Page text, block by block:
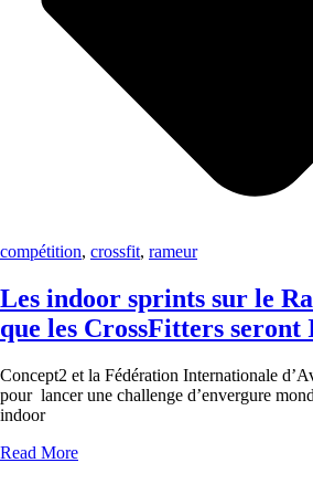
compétition, crossfit, rameur
Les indoor sprints sur le
que les CrossFitters seront
Concept2 et la Fédération Internationale
pour lancer une challenge d’envergure
indoor
Read More